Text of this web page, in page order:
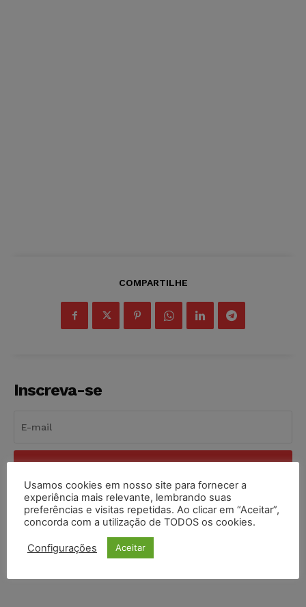
COMPARTILHE
Inscreva-se
Li e aceito aPolítica de Privacidade.
Usamos cookies em nosso site para fornecer a
experiência mais relevante, lembrando suas
preferências e visitas repetidas. Ao clicar em “Aceitar”,
concorda com a utilização de TODOS os cookies.
Configurações Aceitar